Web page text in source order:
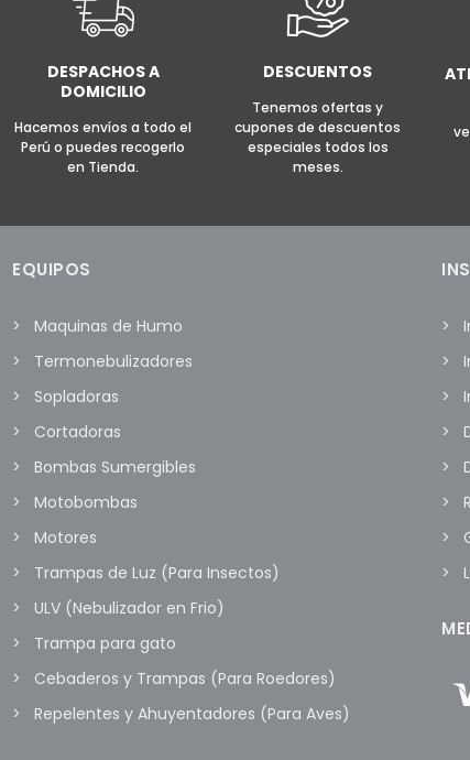
DESPACHOS A
DOMICILIO
Hacemos envíos a todo el
Perú o puedes recogerlo
en Tienda.
DESCUENTOS
Tenemos ofertas y
cupones de descuentos
especiales todos los
meses.
EQUIPOS
Maquinas de Humo
Termonebulizadores
Sopladoras
Cortadoras
Bombas Sumergibles
Motobombas
Motores
Trampas de Luz (Para Insectos)
ULV (Nebulizador en Frio)
Trampa para gato
Cebaderos y Trampas (Para Roedores)
Repelentes y Ahuyentadores (Para Aves)